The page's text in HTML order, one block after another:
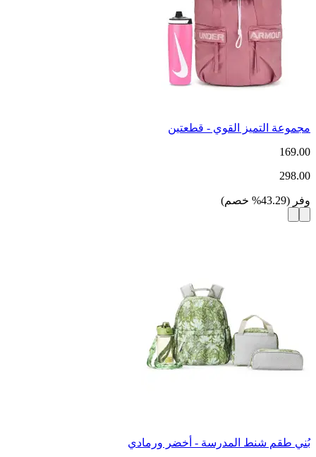
مجموعة التميز القوي - قطعتين
169.00
298.00
وفر (
43.29
% خصم)
بُني طقم شنط المدرسة - أخضر ورمادي